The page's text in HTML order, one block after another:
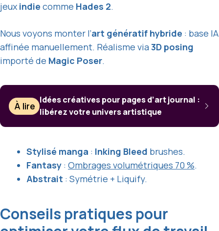
jeux indie comme Hades 2.
Nous voyons monter l’art génératif hybride : base IA
affinée manuellement. Réalisme via3D posing
importé de Magic Poser.
À lire
Idées créatives pour pages d’art journal :
libérez votre univers artistique
Stylisé manga : Inking Bleed brushes.
Fantasy : Ombrages volumétriques 70 %.
Abstrait : Symétrie + Liquify.
Conseils pratiques pour